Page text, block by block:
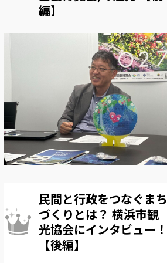
編】
民間と行政をつなぐまち
づくりとは？ 横浜市観
光協会にインタビュー！
【後編】